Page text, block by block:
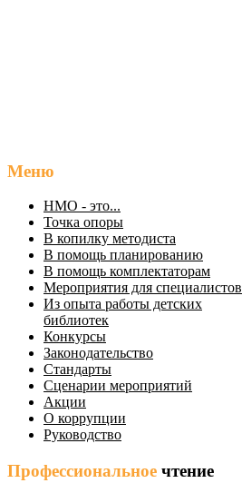
Меню
НМО - это...
Точка опоры
В копилку методиста
В помощь планированию
В помощь комплектаторам
Мероприятия для специалистов
Из опыта работы детских
библиотек
Конкурсы
Законодательство
Стандарты
Сценарии мероприятий
Акции
О коррупции
Руководство
Профессиональное чтение